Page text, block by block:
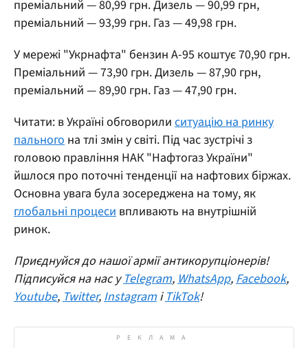
преміальний — 80,99 грн. Дизель — 90,99 грн,
преміальний — 93,99 грн. Газ — 49,98 грн.
У мережі "Укрнафта" бензин А-95 коштує 70,90 грн.
Преміальний — 73,90 грн. Дизель — 87,90 грн,
преміальний — 89,90 грн. Газ — 47,90 грн.
Читати: в Україні обговорили ситуацію на ринку
пального на тлі змін у світі. Під час зустрічі з
головою правління НАК "Нафтогаз України"
йшлося про поточні тенденції на нафтових біржах.
Основна увага була зосереджена на тому, як
глобальні процеси впливають на внутрішній
ринок.
Приєднуйся до нашої армії антикорупціонерів!
Підписуйся на нас уTelegram,WhatsApp,Facebook,
Youtube,Twitter,Instagram іTikTok!